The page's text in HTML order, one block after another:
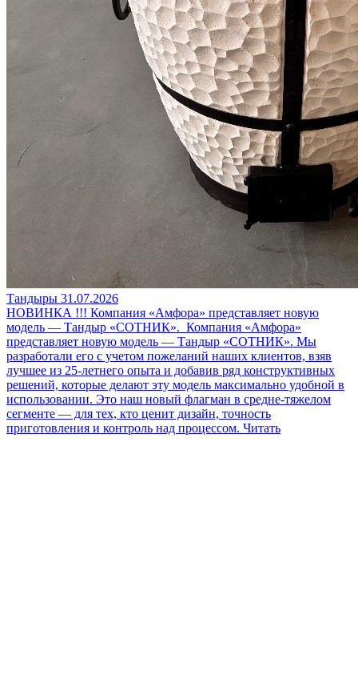
Тандыры 31.07.2026
НОВИНКА !!! Компания «Амфора» представляет новую
модель — Тандыр «СОТНИК». Компания «Амфора»
представляет новую модель — Тандыр «СОТНИК». Мы
разработали его с учетом пожеланий наших клиентов, взяв
лучшее из 25-летнего опыта и добавив ряд конструктивных
решений, которые делают эту модель максимально удобной в
использовании. Это наш новый флагман в средне-тяжелом
сегменте — для тех, кто ценит дизайн, точность
приготовления и контроль над процессом. Читать